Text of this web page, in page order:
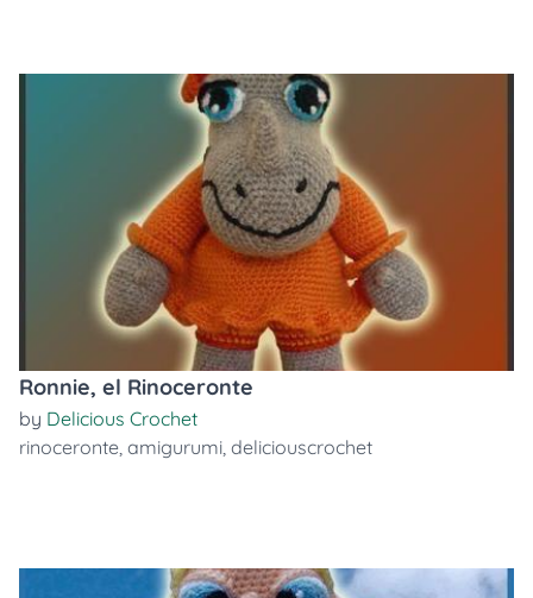
Ronnie, el Rinoceronte
by Delicious Crochet
rinoceronte, amigurumi, deliciouscrochet